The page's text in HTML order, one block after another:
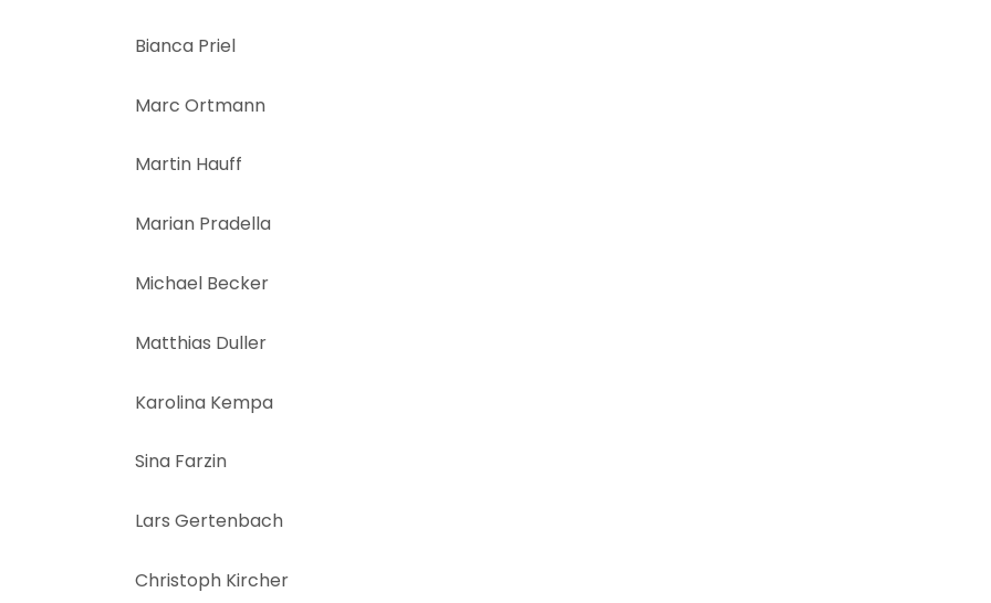
Bianca Priel
Marc Ortmann
Martin Hauff
Marian Pradella
Michael Becker
Matthias Duller
Karolina Kempa
Sina Farzin
Lars Gertenbach
Christoph Kircher